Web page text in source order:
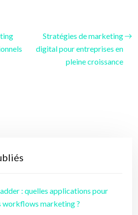
Stratégies de marketing
digital pour entreprises en
pleine croissance
: quelles applications pour
workflows marketing ?